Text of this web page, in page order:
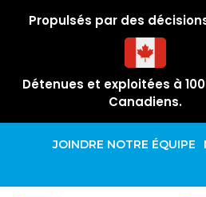
Propulsés par des
Détenues et exploitées à
Canadiens.
JOINDRE NOTRE ÉQUIPE